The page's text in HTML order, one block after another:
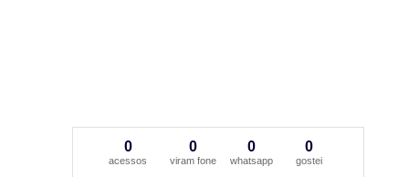
0
acessos
0
viram fone
0
whatsapp
0
gostei